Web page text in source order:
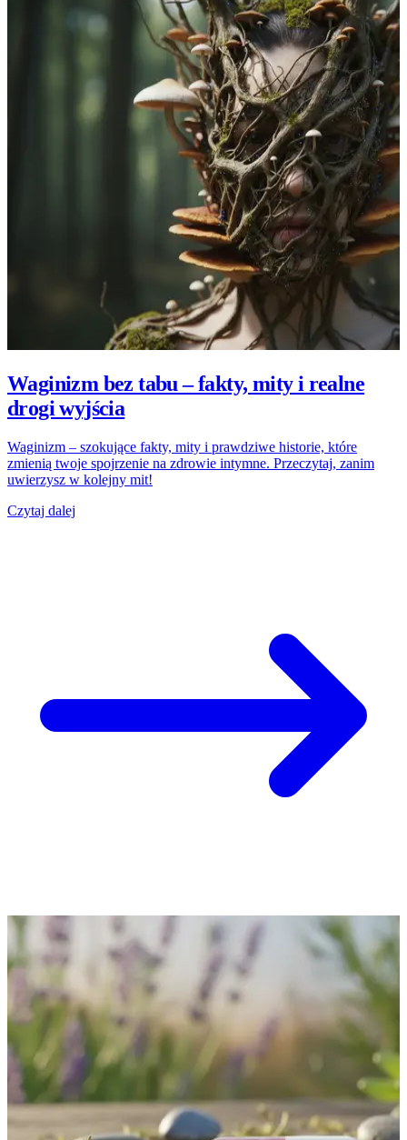
Waginizm bez tabu – fakty, mity i realne
drogi wyjścia
Waginizm – szokujące fakty, mity i prawdziwe historie, które
zmienią twoje spojrzenie na zdrowie intymne. Przeczytaj, zanim
uwierzysz w kolejny mit!
Czytaj dalej